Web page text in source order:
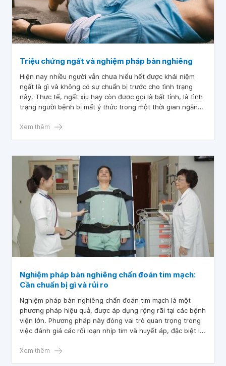
Triệu chứng ngất và nghiệm pháp bàn nghiêng
Hiện nay nhiều người vẫn chưa hiểu hết được khái niệm
ngất là gì và không có sự chuẩn bị trước cho tình trạng
này. Thực tế, ngất xỉu hay còn được gọi là bất tỉnh, là tình
trạng người bệnh bị mất ý thức trong một thời gian ngắn
tim không thực hiện hoạt động bơm đủ máu có oxy lên
Xem thêm
Nghiệm pháp bàn nghiêng chẩn đoán tim mạch:
Cần chuẩn bị gì và rủi ro
Nghiệm pháp bàn nghiêng chẩn đoán tim mạch là một
phương pháp hiệu quả, được áp dụng rộng rãi tại các bệnh
viện lớn. Phương pháp này đóng vai trò quan trọng trong
việc đánh giá các rối loạn nhịp tim và huyết áp, đặc biệt là
nguyên nhân.
Xem thêm